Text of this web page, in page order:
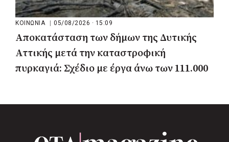
ΚΟΙΝΩΝΙΑ 05/08/2026 · 15:09
Αποκατάσταση των δήμων της Δυτικής
Αττικής μετά την καταστροφική
πυρκαγιά: Σχέδιο με έργα άνω των 111.000